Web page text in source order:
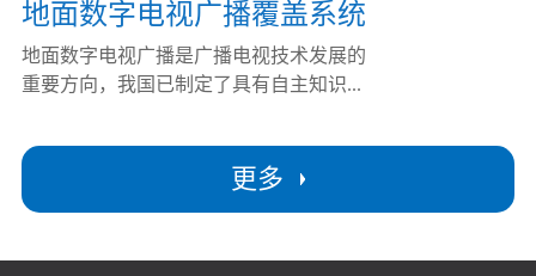
更多
地面数字电视广播覆盖系统
地面数字电视广播是广播电视技术发展的
重要方向，我国已制定了具有自主知识...